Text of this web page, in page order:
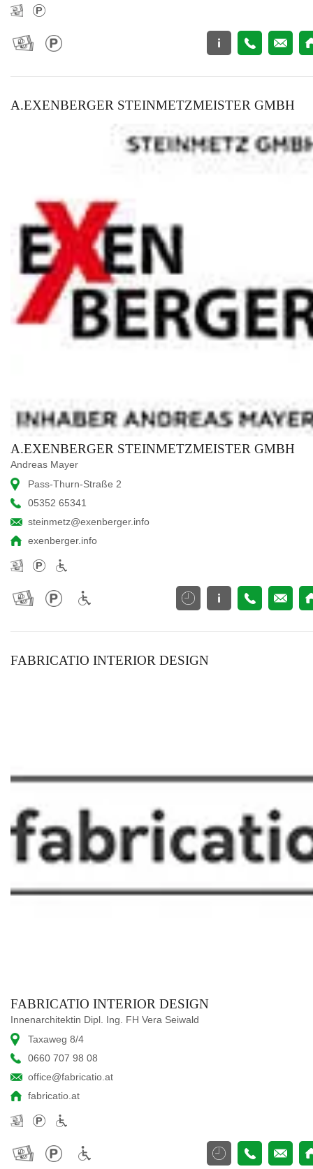
A.EXENBERGER STEINMETZMEISTER GMBH
A.EXENBERGER STEINMETZMEISTER GMBH
Andreas Mayer
Pass-Thurn-Straße 2
05352 65341
steinmetz@exenberger.info
exenberger.info
FABRICATIO INTERIOR DESIGN
FABRICATIO INTERIOR DESIGN
Innenarchitektin Dipl. Ing. FH Vera Seiwald
Taxaweg 8/4
0660 707 98 08
office@fabricatio.at
fabricatio.at